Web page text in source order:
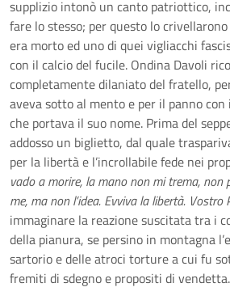
supplizio intonò un canto patriottico,
fare lo stesso; per questo lo
era morto ed uno di quei vigliacchi
con il calcio del fucile. Ondina Davoli
completamente dilaniato del fratello,
aveva sotto al mento e per il panno
che portava il suo nome. Prima del
addosso un biglietto, dal quale
per la libertà e l’incrollabile fede nei
vado a morire, la mano non mi trema, non
me, ma non l’idea. Evviva la libertà. Vostro
immaginare la reazione suscitata tra i
della pianura, se persino in montagna
sartorio e delle atroci torture a cui fu
fremiti di sdegno e propositi di vendetta.